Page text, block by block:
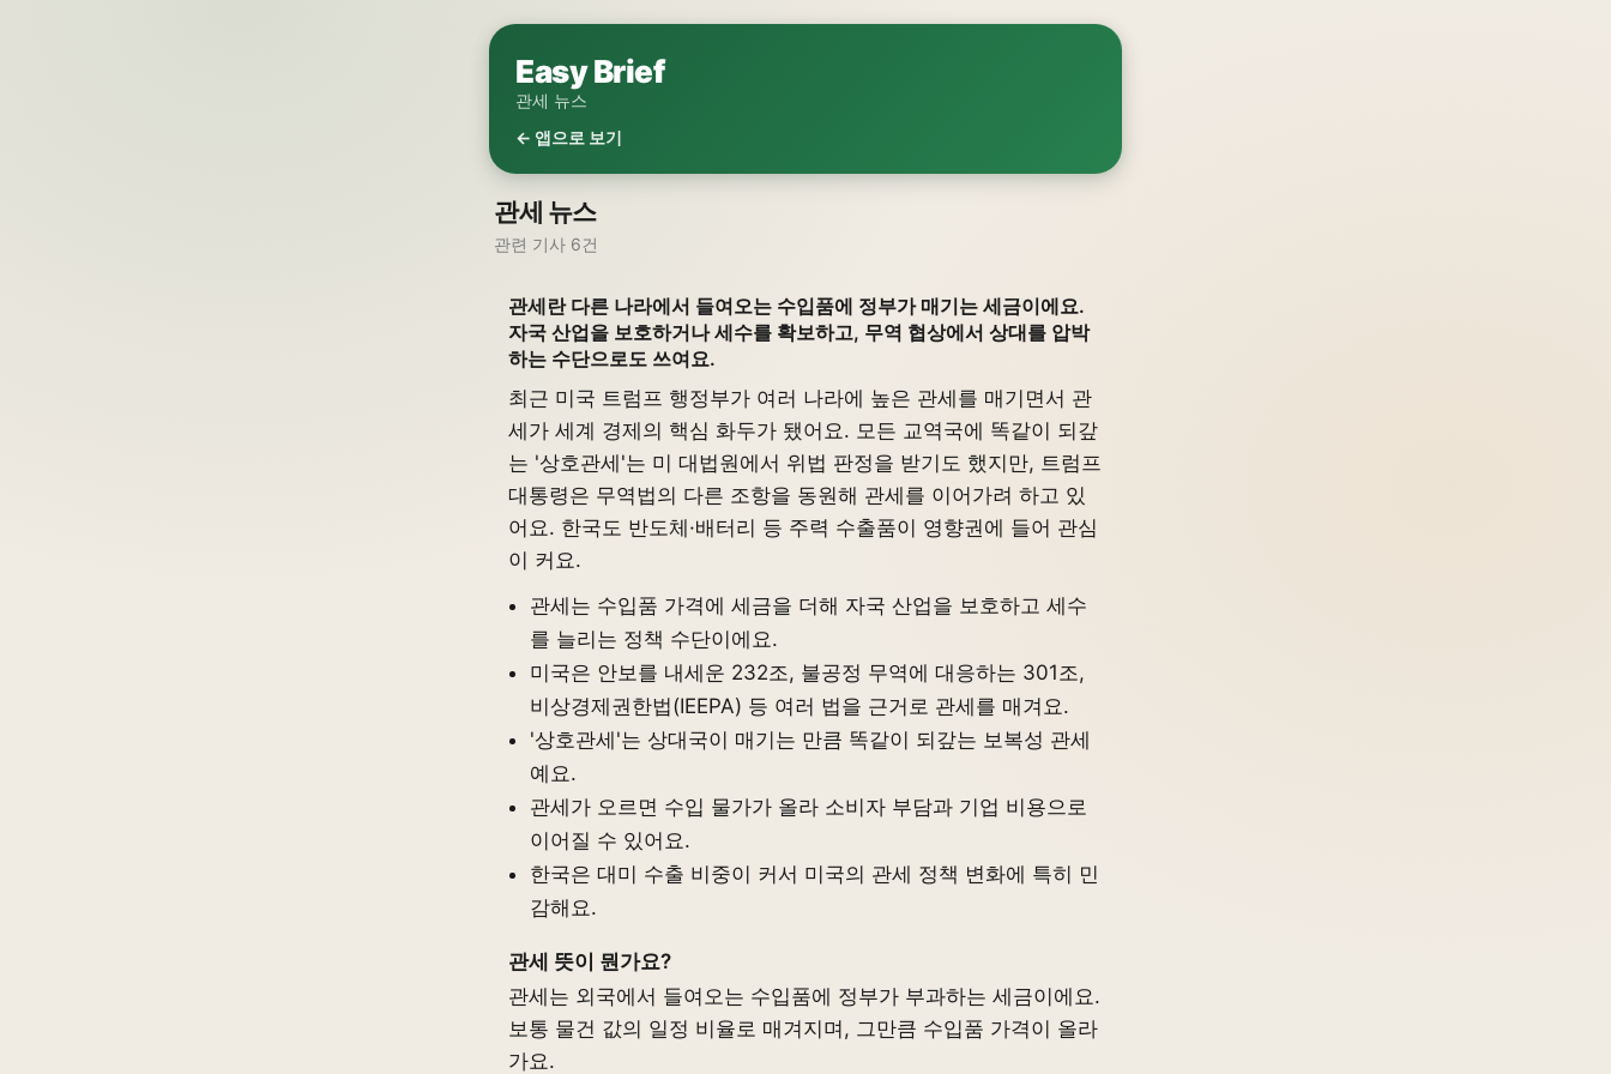
Easy Brief
관세 뉴스
← 앱으로 보기
관세 뉴스
관련 기사 6건
관세란 다른 나라에서 들여오는 수입품에 정부가 매기는 세금이에요.
자국 산업을 보호하거나 세수를 확보하고, 무역 협상에서 상대를 압박
하는 수단으로도 쓰여요.
최근 미국 트럼프 행정부가 여러 나라에 높은 관세를 매기면서 관
세가 세계 경제의 핵심 화두가 됐어요. 모든 교역국에 똑같이 되갚
는 '상호관세'는 미 대법원에서 위법 판정을 받기도 했지만, 트럼프
대통령은 무역법의 다른 조항을 동원해 관세를 이어가려 하고 있
어요. 한국도 반도체·배터리 등 주력 수출품이 영향권에 들어 관심
이 커요.
관세는 수입품 가격에 세금을 더해 자국 산업을 보호하고 세수
를 늘리는 정책 수단이에요.
미국은 안보를 내세운 232조, 불공정 무역에 대응하는 301조,
비상경제권한법(IEEPA) 등 여러 법을 근거로 관세를 매겨요.
'상호관세'는 상대국이 매기는 만큼 똑같이 되갚는 보복성 관세
예요.
관세가 오르면 수입 물가가 올라 소비자 부담과 기업 비용으로
이어질 수 있어요.
한국은 대미 수출 비중이 커서 미국의 관세 정책 변화에 특히 민
감해요.
관세 뜻이 뭔가요?
관세는 외국에서 들여오는 수입품에 정부가 부과하는 세금이에요.
보통 물건 값의 일정 비율로 매겨지며, 그만큼 수입품 가격이 올라
가요.